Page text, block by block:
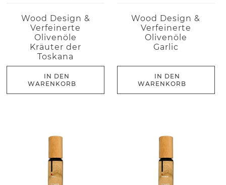
Wood Design &
Verfeinerte
Olivenöle
Kräuter der
Toskana
IN DEN
WARENKORB
Wood Design &
Verfeinerte
Olivenöle
Garlic
IN DEN
WARENKORB